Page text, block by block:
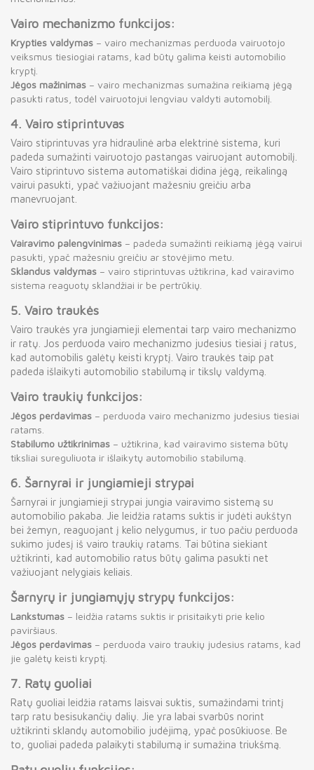
Vairo mechanizmo funkcijos:
Krypties valdymas – vairo mechanizmas perduoda vairuotojo
veiksmus tiesiogiai ratams, kad būtų galima keisti automobilio
kryptį.
Jėgos mažinimas – vairo mechanizmas sumažina reikiamą jėgą
pasukti ratus, todėl vairuotojui lengviau valdyti automobilį.
4. Vairo stiprintuvas
Vairo stiprintuvas yra hidraulinė arba elektrinė sistema, kuri
padeda sumažinti vairuotojo pastangas vairuojant automobilį.
Vairo stiprintuvo sistema automatiškai didina jėgą, reikalingą
vairui pasukti, ypač važiuojant mažesniu greičiu arba
manevruojant.
Vairo stiprintuvo funkcijos:
Vairavimo palengvinimas – padeda sumažinti reikiamą jėgą vairui
pasukti, ypač mažesniu greičiu ar stovėjimo metu.
Sklandus valdymas – vairo stiprintuvas užtikrina, kad vairavimo
sistema reaguotų sklandžiai ir be pertrūkių.
5. Vairo traukės
Vairo traukės yra jungiamieji elementai tarp vairo mechanizmo
ir ratų. Jos perduoda vairo mechanizmo judesius tiesiai į ratus,
kad automobilis galėtų keisti kryptį. Vairo traukės taip pat
padeda išlaikyti automobilio stabilumą ir tikslų valdymą.
Vairo traukių funkcijos:
Jėgos perdavimas – perduoda vairo mechanizmo judesius tiesiai
ratams.
Stabilumo užtikrinimas – užtikrina, kad vairavimo sistema būtų
tiksliai sureguliuota ir išlaikytų automobilio stabilumą.
6. Šarnyrai ir jungiamieji strypai
Šarnyrai ir jungiamieji strypai jungia vairavimo sistemą su
automobilio pakaba. Jie leidžia ratams suktis ir judėti aukštyn
bei žemyn, reaguojant į kelio nelygumus, ir tuo pačiu perduoda
sukimo judesį iš vairo traukių ratams. Tai būtina siekiant
užtikrinti, kad automobilio ratus būtų galima pasukti net
važiuojant nelygiais keliais.
Šarnyrų ir jungiamųjų strypų funkcijos:
Lankstumas – leidžia ratams suktis ir prisitaikyti prie kelio
paviršiaus.
Jėgos perdavimas – perduoda vairo traukių judesius ratams, kad
jie galėtų keisti kryptį.
7. Ratų guoliai
Ratų guoliai leidžia ratams laisvai suktis, sumažindami trintį
tarp ratu besisukančių dalių. Jie yra labai svarbūs norint
užtikrinti sklandų automobilio judėjimą, ypač posūkiuose. Be
to, guoliai padeda palaikyti stabilumą ir sumažina triukšmą.